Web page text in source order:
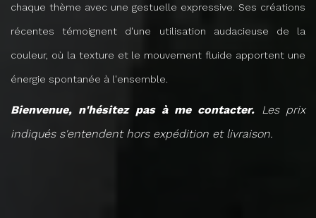
chaque thème avec une gestuelle expressive. Ses créations
récentes témoignent d'une utilisation audacieuse de la
couleur, où la texture et le mouvement fluide apportent une
énergie spontanée à l'ensemble.
Bienvenue, n'hésitez pas à me contacter.
Les prix
indiqués s'entendent hors expédition et livraison.